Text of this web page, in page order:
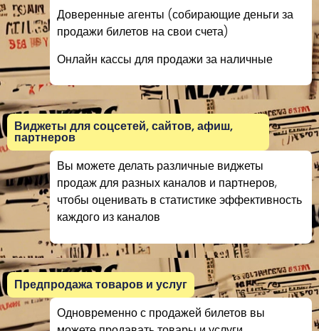
Доверенные агенты (собирающие деньги за
продажи билетов на свои счета)
Онлайн кассы для продажи за наличные
Виджеты для соцсетей, сайтов, афиш,
партнеров
Вы можете делать различные виджеты
продаж для разных каналов и партнеров,
чтобы оценивать в статистике эффективность
каждого из каналов
Предпродажа товаров и услуг
Одновременно с продажей билетов вы